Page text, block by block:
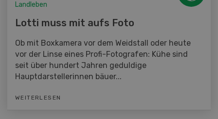
Landleben
Lotti muss mit aufs Foto
Ob mit Boxkamera vor dem Weidstall oder heute
vor der Linse eines Profi-Fotografen: Kühe sind
seit über hundert Jahren geduldige
Hauptdarstellerinnen bäuer...
WEITERLESEN